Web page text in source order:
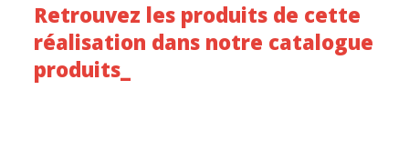
Retrouvez les produits de cette
réalisation dans notre catalogue
produits_